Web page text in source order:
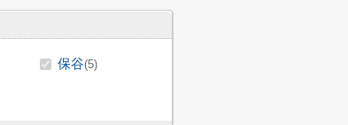
保谷(5)